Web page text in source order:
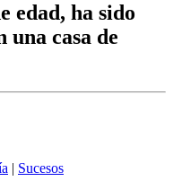
edad, ha sido
una casa de
| Sucesos